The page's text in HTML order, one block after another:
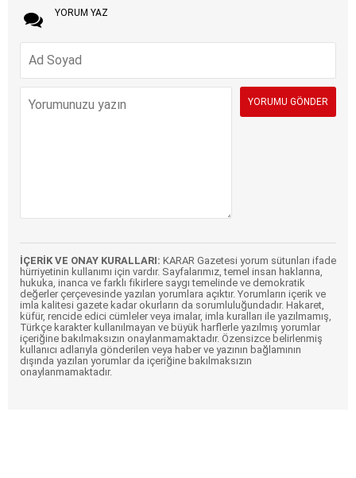
YORUM YAZ
İÇERİK VE ONAY KURALLARI: KARAR Gazetesi yorum sütunları ifade
hürriyetinin kullanımı için vardır. Sayfalarımız, temel insan haklarına,
hukuka, inanca ve farklı fikirlere saygı temelinde ve demokratik
değerler çerçevesinde yazılan yorumlara açıktır. Yorumların içerik ve
imla kalitesi gazete kadar okurların da sorumluluğundadır. Hakaret,
küfür, rencide edici cümleler veya imalar, imla kuralları ile yazılmamış,
Türkçe karakter kullanılmayan ve büyük harflerle yazılmış yorumlar
içeriğine bakılmaksızın onaylanmamaktadır. Özensizce belirlenmiş
kullanıcı adlarıyla gönderilen veya haber ve yazının bağlamının
dışında yazılan yorumlar da içeriğine bakılmaksızın
onaylanmamaktadır.